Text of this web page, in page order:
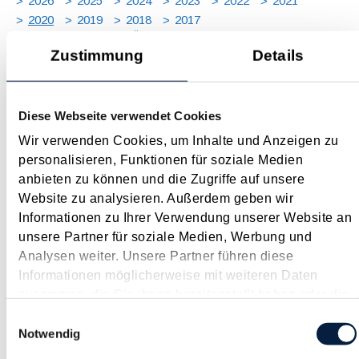
Zustimmung Details
Diese Webseite verwendet Cookies
Wir verwenden Cookies, um Inhalte und Anzeigen zu
personalisieren, Funktionen für soziale Medien
anbieten zu können und die Zugriffe auf unsere
Website zu analysieren. Außerdem geben wir
Informationen zu Ihrer Verwendung unserer Website an
unsere Partner für soziale Medien, Werbung und
Analysen weiter. Unsere Partner führen diese
Informationen möglicherweise mit weiteren Daten
haben.
Notwendig
2020
2019 2018
2017
MÄR
AUG
SEP OKT [ X ]
Jänner Fälligkeiten 15.1. USt für November 2019
Lohnabgaben (L, DB, DZ, GKK, Stadtkasse/Gemeinde) für
Dezember 2019 Fristen und Sonstiges Ab 1.1. Monatliche
Abgabe der Zusammenfassenden Meldung, ausgenommen...
Langtext
empfehlen drucken
2020 bringt wichtige Neuerungen beim Wirtschaftliche
Januar 2020